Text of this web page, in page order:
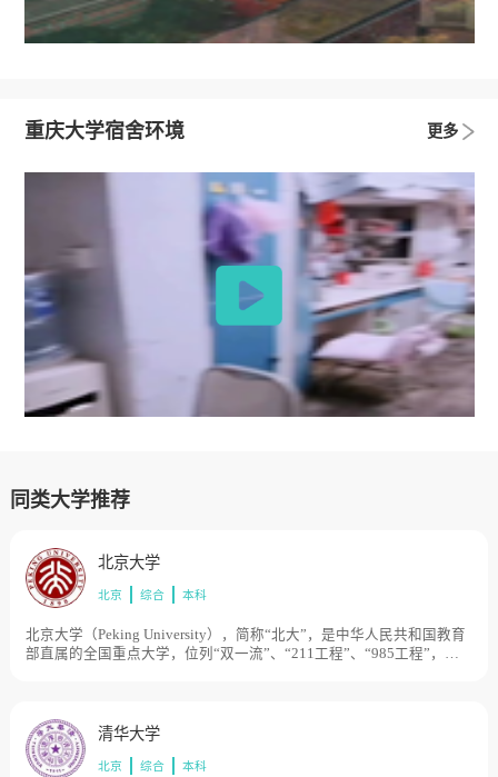
重庆大学宿舍环境 更多
同类大学推荐
北京大学
北京 综合 本科
北京大学（Peking University），简称“北大”，是中华人民共和国教育
部直属的全国重点大学，位列“双一流”、“211工程”、“985工程”，创
成国立长沙临时大学，1938年迁至昆明，更名为国立西南联合大学。
1946年复员返回北平（现北京）。1952年经全国高校院系调整，成为
以文理基础学科为主 的综合性大学，并自北京沙滩等地迁至现址。
清华大学
北京 综合 本科